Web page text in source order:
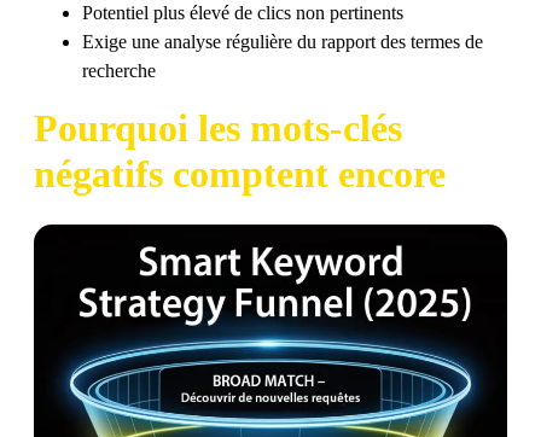
Potentiel plus élevé de clics non pertinents
Exige une analyse régulière du rapport des termes de
recherche
Pourquoi les mots-clés
négatifs comptent encore